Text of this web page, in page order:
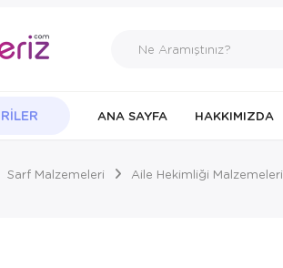
ANA SAYFA HAKKIMIZDA
Sarf Malzemeleri Aile Hekimliği Malzemeleri